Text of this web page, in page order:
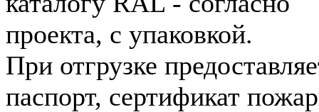
проекта, с упаковкой.
При отгрузке
паспорт, сертификат